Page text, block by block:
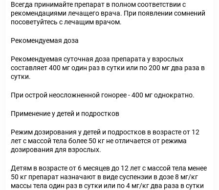
Всегда принимайте препарат в полном соответствии с
рекомендациями лечащего врача. При появлении сомнений
посоветуйтесь с лечащим врачом.
Рекомендуемая доза
Рекомендуемая суточная доза препарата у взрослых
составляет 400 мг один раз в сутки или по 200 мг два раза в
сутки.
При острой неосложненной гонорее - 400 мг однократно.
Применение у детей и подростков
Режим дозирования у детей и подростков в возрасте от 12
лет с массой тела более 50 кг не отличается от режима
дозирования для взрослых.
Детям в возрасте от 6 месяцев до 12 лет с массой тела менее
50 кг препарат назначают в виде суспензии в дозе 8 мг/кг
массы тела один раз в сутки или по 4 мг/кг два раза в сутки